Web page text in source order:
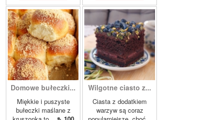
Domowe bułeczki...
Miękkie i puszyste
bułeczki maślane z
Wilgotne ciasto z...
Ciasta z dodatkiem
warzyw są coraz